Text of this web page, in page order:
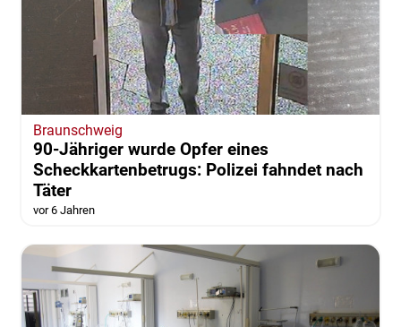
Braunschweig
90-Jähriger wurde Opfer eines
Scheckkartenbetrugs: Polizei fahndet nach
Täter
vor 6 Jahren